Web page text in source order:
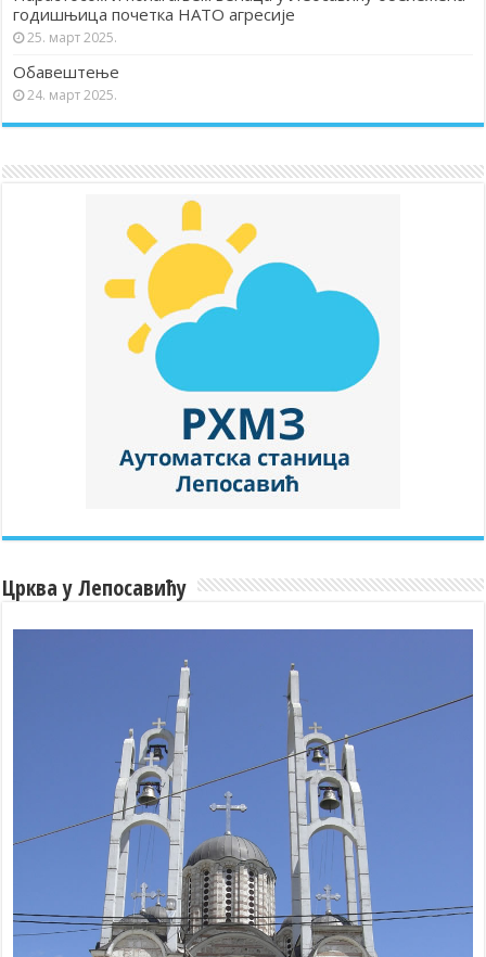
годишњица почетка НАТО агресије
25. март 2025.
Обавештење
24. март 2025.
Црква у Лепосавићу